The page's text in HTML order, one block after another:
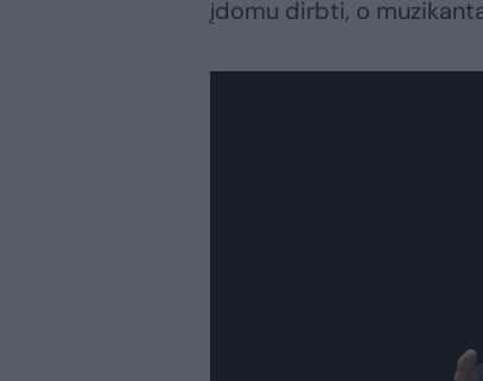
įdomu dirbti, o